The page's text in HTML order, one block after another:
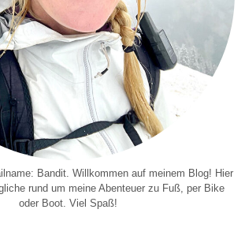
Bandit. Willkommen auf meinem Blog! Hier
rund um meine Abenteuer zu Fuß, per Bike
oder Boot. Viel Spaß!